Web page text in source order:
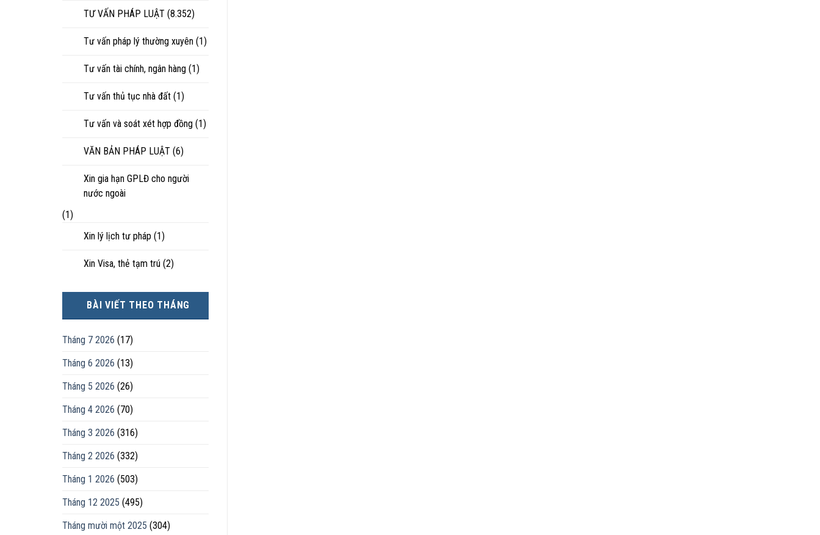
TƯ VẤN PHÁP LUẬT (8.352)
Tư vấn pháp lý thường xuyên (1)
Tư vấn tài chính, ngân hàng (1)
Tư vấn thủ tục nhà đất (1)
Tư vấn và soát xét hợp đồng (1)
VĂN BẢN PHÁP LUẬT (6)
Xin gia hạn GPLĐ cho người
nước ngoài
(1)
Xin lý lịch tư pháp (1)
Xin Visa, thẻ tạm trú (2)
BÀI VIẾT THEO THÁNG
Tháng 7 2026 (17)
Tháng 6 2026 (13)
Tháng 5 2026 (26)
Tháng 4 2026 (70)
Tháng 3 2026 (316)
Tháng 2 2026 (332)
Tháng 1 2026 (503)
Tháng 12 2025 (495)
Tháng mười một 2025 (304)